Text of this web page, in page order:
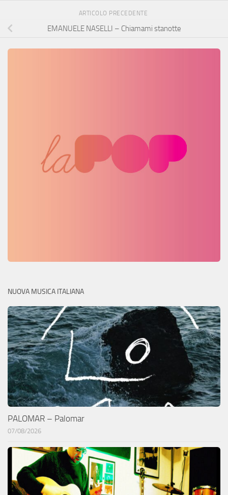
ARTICOLO PRECEDENTE
EMANUELE NASELLI – Chiamami stanotte
NUOVA MUSICA ITALIANA
PALOMAR – Palomar
07/08/2026